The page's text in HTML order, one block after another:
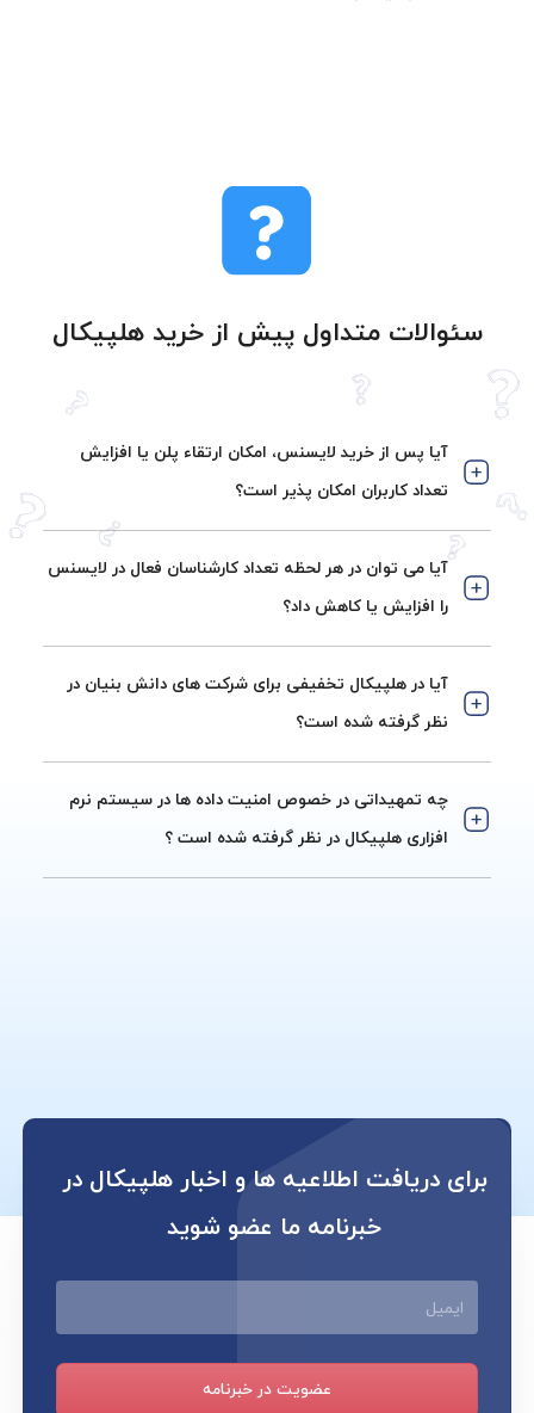
سئوالات متداول پیش از خرید هلپیکال
آیا پس از خرید لایسنس، امکان ارتقاء پلن یا افزایش
تعداد کاربران امکان پذیر است؟
آیا می توان در هر لحظه تعداد کارشناسان فعال در لایسنس
را افزایش یا کاهش داد؟
آیا در هلپیکال تخفیفی برای شرکت های دانش بنیان در
نظر گرفته شده است؟
چه تمهیداتی در خصوص امنیت داده ها در سیستم نرم
افزاری هلپیکال در نظر گرفته شده است ؟
برای دریافت اطلاعیه ها و اخبار هلپیکال در
خبرنامه ما عضو شوید
ایمیل
عضویت در خبرنامه